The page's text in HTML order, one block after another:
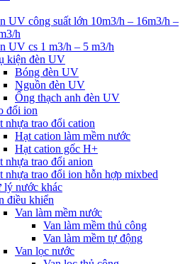
UV công suất lớn 10m3/h – 16m3/h –
h
UV cs 1 m3/h – 5 m3/h
kiện đèn UV
Bóng đèn UV
Nguồn đèn UV
Ống thạch anh đèn UV
đổi ion
nhựa trao đổi cation
Hạt cation làm mềm nước
Hạt cation gốc H+
nhựa trao đổi anion
nhựa trao đổi ion hỗn hợp mixbed
lý nước khác
điều khiển
Van làm mềm nước
Van làm mềm thủ công
Van làm mềm tự động
Van lọc nước